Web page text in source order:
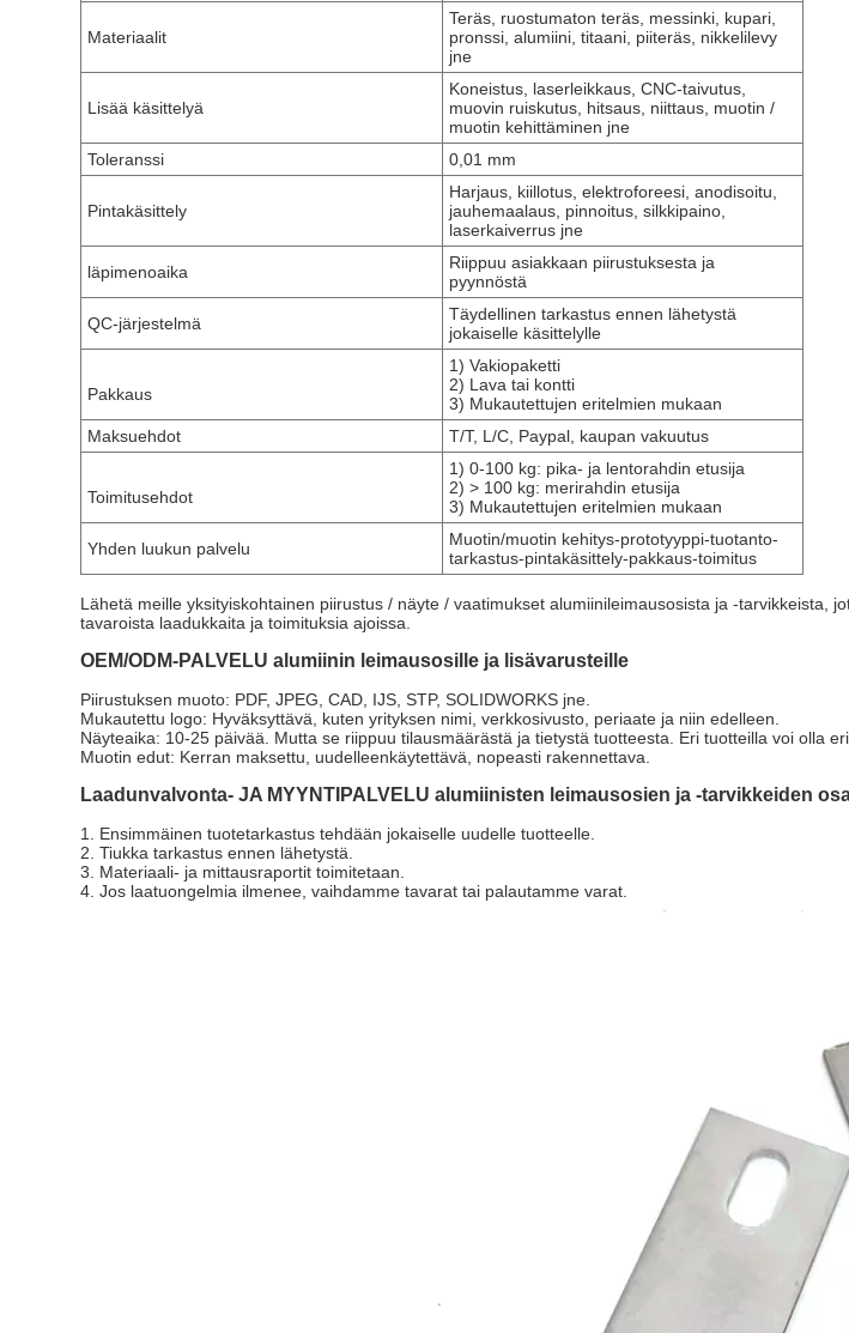
Materiaalit
Teräs, ruostumaton teräs, messinki, kupari,
pronssi, alumiini, titaani, piiteräs, nikkelilevy
jne
Lisää käsittelyä
Koneistus, laserleikkaus, CNC-taivutus,
muovin ruiskutus, hitsaus, niittaus, muotin /
muotin kehittäminen jne
Toleranssi
0,01 mm
Pintakäsittely
Harjaus, kiillotus, elektroforeesi, anodisoitu,
jauhemaalaus, pinnoitus, silkkipaino,
laserkaiverrus jne
läpimenoaika
Riippuu asiakkaan piirustuksesta ja
pyynnöstä
QC-järjestelmä
Täydellinen tarkastus ennen lähetystä
jokaiselle käsittelylle
Pakkaus
1) Vakiopaketti
2) Lava tai kontti
3) Mukautettujen eritelmien mukaan
Maksuehdot
T/T, L/C, Paypal, kaupan vakuutus
Toimitusehdot
1) 0-100 kg: pika- ja lentorahdin etusija
2) > 100 kg: merirahdin etusija
3) Mukautettujen eritelmien mukaan
Yhden luukun palvelu
Muotin/muotin kehitys-prototyyppi-tuotanto-
tarkastus-pintakäsittely-pakkaus-toimitus
Lähetä meille yksityiskohtainen piirustus / näyte / vaatimukset alumiinileimausosista ja -tarvikkeista,
tavaroista laadukkaita ja toimituksia ajoissa.
OEM/ODM-PALVELU alumiinin leimausosille ja lisävarusteille
Piirustuksen muoto: PDF, JPEG, CAD, IJS, STP, SOLIDWORKS jne.
Mukautettu logo: Hyväksyttävä, kuten yrityksen nimi, verkkosivusto, periaate ja niin edelleen.
Näyteaika: 10-25 päivää. Mutta se riippuu tilausmäärästä ja tietystä tuotteesta. Eri tuotteilla voi olla
Muotin edut: Kerran maksettu, uudelleenkäytettävä, nopeasti rakennettava.
Laadunvalvonta- JA MYYNTIPALVELU alumiinisten leimausosien ja -tarvikkeiden
1. Ensimmäinen tuotetarkastus tehdään jokaiselle uudelle tuotteelle.
2. Tiukka tarkastus ennen lähetystä.
3. Materiaali- ja mittausraportit toimitetaan.
4. Jos laatuongelmia ilmenee, vaihdamme tavarat tai palautamme varat.